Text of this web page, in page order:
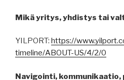
Mikä yritys, yhdistys tai
YILPORT: https://
timeline/ABOUT-US/4/2/0
Navigointi, kommunikaatio,